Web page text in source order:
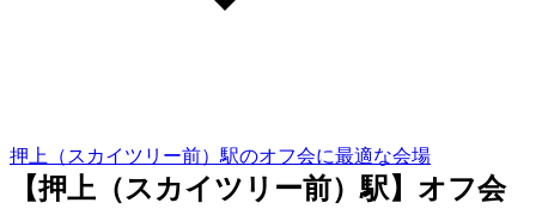
押上（スカイツリー前）駅のオフ会に最適な会場
【押上（スカイツリー前）駅】オフ会